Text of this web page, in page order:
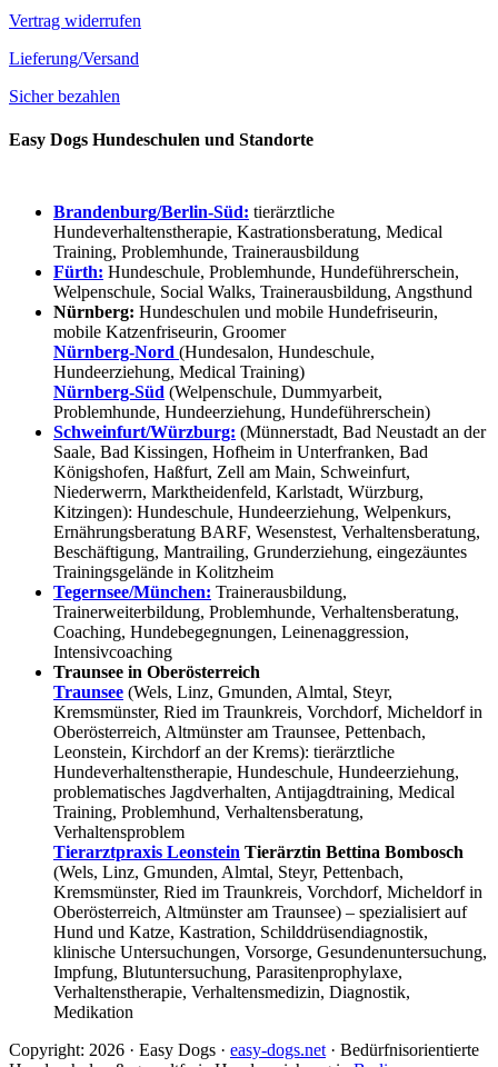
Vertrag widerrufen
Lieferung/Versand
Sicher bezahlen
Easy Dogs Hundeschulen und Standorte
Brandenburg/Berlin-Süd: tierärztliche
Hundeverhaltenstherapie, Kastrationsberatung, Medical
Training, Problemhunde, Trainerausbildung
Fürth: Hundeschule, Problemhunde, Hundeführerschein,
Welpenschule, Social Walks, Trainerausbildung, Angsthund
Nürnberg: Hundeschulen und mobile Hundefriseurin,
mobile Katzenfriseurin, Groomer
Nürnberg-Nord (Hundesalon, Hundeschule,
Hundeerziehung, Medical Training)
Nürnberg-Süd (Welpenschule, Dummyarbeit,
Problemhunde, Hundeerziehung, Hundeführerschein)
Schweinfurt/Würzburg: (Münnerstadt, Bad Neustadt an der
Saale, Bad Kissingen, Hofheim in Unterfranken, Bad
Königshofen, Haßfurt, Zell am Main, Schweinfurt,
Niederwerrn, Marktheidenfeld, Karlstadt, Würzburg,
Kitzingen): Hundeschule, Hundeerziehung, Welpenkurs,
Ernährungsberatung BARF, Wesenstest, Verhaltensberatung,
Beschäftigung, Mantrailing, Grunderziehung, eingezäuntes
Trainingsgelände in Kolitzheim
Tegernsee/München: Trainerausbildung,
Trainerweiterbildung, Problemhunde, Verhaltensberatung,
Coaching, Hundebegegnungen, Leinenaggression,
Intensivcoaching
Traunsee in Oberösterreich
Traunsee (Wels, Linz, Gmunden, Almtal, Steyr,
Kremsmünster, Ried im Traunkreis, Vorchdorf, Micheldorf in
Oberösterreich, Altmünster am Traunsee, Pettenbach,
Leonstein, Kirchdorf an der Krems): tierärztliche
Hundeverhaltenstherapie, Hundeschule, Hundeerziehung,
problematisches Jagdverhalten, Antijagdtraining, Medical
Training, Problemhund, Verhaltensberatung,
Verhaltensproblem
Tierarztpraxis Leonstein Tierärztin Bettina Bombosch
(Wels, Linz, Gmunden, Almtal, Steyr, Pettenbach,
Kremsmünster, Ried im Traunkreis, Vorchdorf, Micheldorf in
Oberösterreich, Altmünster am Traunsee) – spezialisiert auf
Hund und Katze, Kastration, Schilddrüsendiagnostik,
klinische Untersuchungen, Vorsorge, Gesundenuntersuchung,
Impfung, Blutuntersuchung, Parasitenprophylaxe,
Verhaltenstherapie, Verhaltensmedizin, Diagnostik,
Medikation
Copyright: 2026 · Easy Dogs · easy-dogs.net · Bedürfnisorientierte